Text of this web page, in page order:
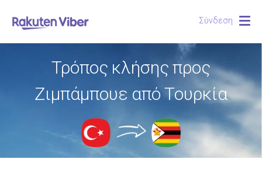
Σύνδεση
Τρόπος κλήσης προς
Ζιμπάμπουε από Τουρκία